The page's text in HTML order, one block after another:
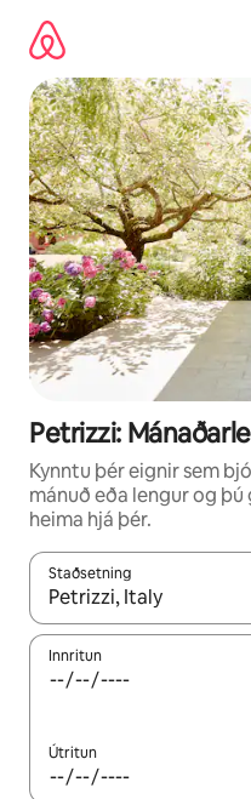
beint
Petrizzi:
Kynntu þér eignir sem
mánuð eða lengur og
heima hjá þér.
Staðsetning
Þegar niðurstöður liggja
Innritun
Útritun